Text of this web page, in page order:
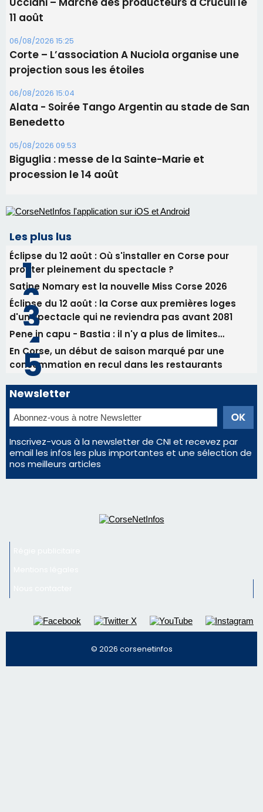
09/08/2026 16:04
Sénatoriales 2B – Jean-François Gaspari retire
sa candidature
09/08/2026 11:04
Festa di l’Associi Curtinesi le 13 septembre
06/08/2026 15:57
Ucciani – Marché des producteurs à Cruculi le
11 août
06/08/2026 15:25
Corte – L’association A Nuciola organise une
projection sous les étoiles
Alata - Soirée Tango Argentin au stade de San
Benedetto
05/08/2026 09:53
Biguglia : messe de la Sainte-Marie et
procession le 14 août
Les plus lus
Éclipse du 12 août : Où s'installer en Corse pour
profiter pleinement du spectacle ?
Satine Nomary est la nouvelle Miss Corse 2026
Éclipse du 12 août : la Corse aux premières loges
d'un spectacle qui ne reviendra pas avant 2081
Pene in capu - Bastia : il n'y a plus de limites…
En Corse, un début de saison marqué par une